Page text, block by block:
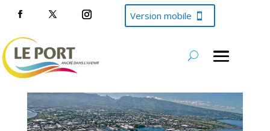
Version mobile